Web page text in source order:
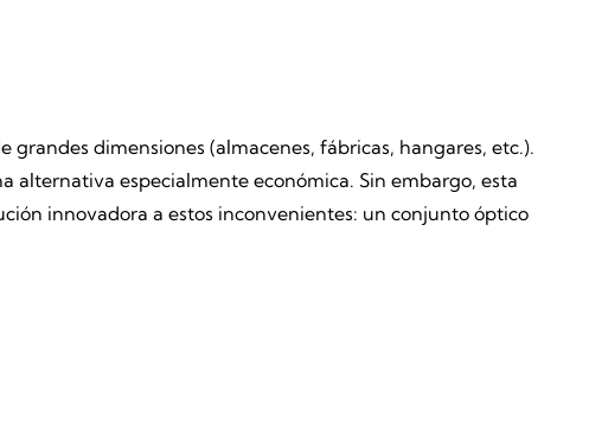
dimensiones (almacenes, fábricas, hangares, etc.).
alternativa especialmente económica. Sin embargo, esta
innovadora a estos inconvenientes: un conjunto óptico